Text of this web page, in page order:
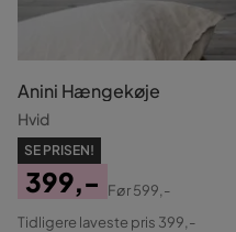
Anini Hængekøje
Hvid
SE PRISEN!
Pris
399,-
Original
Før599,-
Tidligere laveste pris 399,-